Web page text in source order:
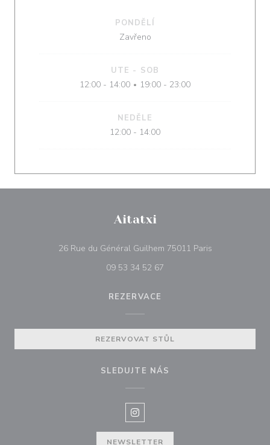
PONDĚLÍ
Zavřeno
UTE - SOB
12:00 - 14:00 • 19:00 - 23:00
NEDĚLE
12:00 - 14:00
Aitatxi
26 Rue du Général Guilhem 75011 Paris((otevře se v
09 53 34 52 67
REZERVACE
REZERVOVAT STŮL
SLEDUJTE NÁS
Instagram ((otevře se v novém
NEWSLETTER